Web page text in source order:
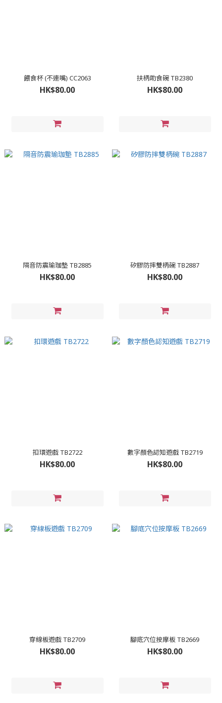
餵食杯 (不連嘴) CC2063
HK$80.00
扶柄助食碗 TB2380
HK$80.00
隔音防震瑜珈墊 TB2885
HK$80.00
矽膠防摔雙柄碗 TB2887
HK$80.00
扣環遊戲 TB2722
HK$80.00
數字顏色認知遊戲 TB2719
HK$80.00
穿線板遊戲 TB2709
HK$80.00
腳底穴位按摩板 TB2669
HK$80.00